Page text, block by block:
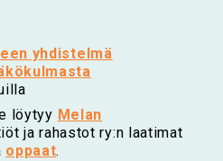
yhdistelmä
löytyy Melan
ja rahastot ry:n laatimat
oppaat.